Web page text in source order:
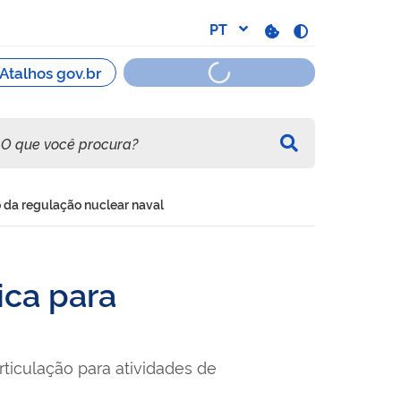
regulação nuclear naval
para
para atividades de